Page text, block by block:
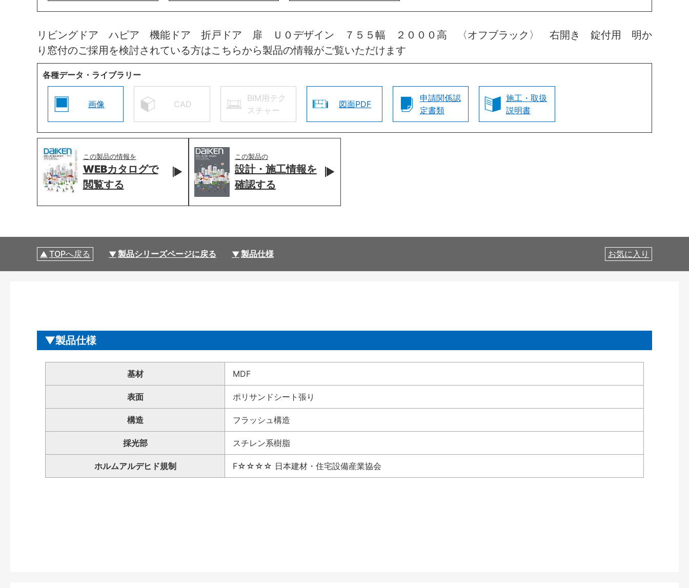
リビングドア ハピア 機能ドア 折戸ドア 扉 Ｕ０デザイン ７５５幅 ２０００高 〈オフブラック〉 右開き 錠付用 明か
り窓付のご採用を検討されている方はこちらから製品の情報がご覧いただけます
各種データ・ライブラリー
画像 CAD
BIM用テク
スチャー
図面PDF
申請関係認
定書類
施工・取扱
説明書
この製品の情報を
WEBカタログで
閲覧する
この製品の
設計・施工情報を
確認する
TOPへ戻る 製品シリーズページに戻る 製品仕様 お気に入り
製品仕様
基材 MDF
表面 ポリサンドシート張り
構造 フラッシュ構造
採光部 スチレン系樹脂
ホルムアルデヒド規制 F☆☆☆☆ 日本建材・住宅設備産業協会